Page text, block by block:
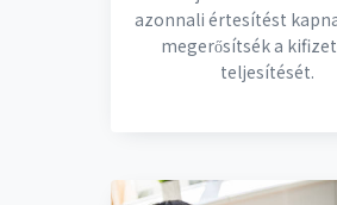
azonnali értesítést
megerősítsék a
teljesítését.